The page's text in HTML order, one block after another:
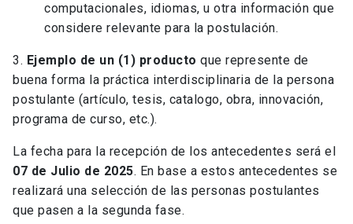
computacionales, idiomas, u otra información que
considere relevante para la postulación.
3. Ejemplo de un (1) producto que represente de
buena forma la práctica interdisciplinaria de la persona
postulante (artículo, tesis, catalogo, obra, innovación,
programa de curso, etc.).
La fecha para la recepción de los antecedentes será el
07 de Julio de 2025. En base a estos antecedentes se
realizará una selección de las personas postulantes
que pasen a la segunda fase.